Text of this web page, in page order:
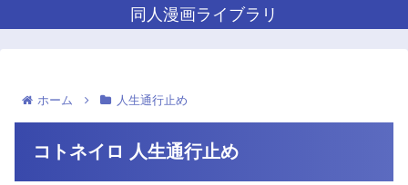
同人漫画ライブラリ
ホーム 人生通行止め
コトネイロ 人生通行止め